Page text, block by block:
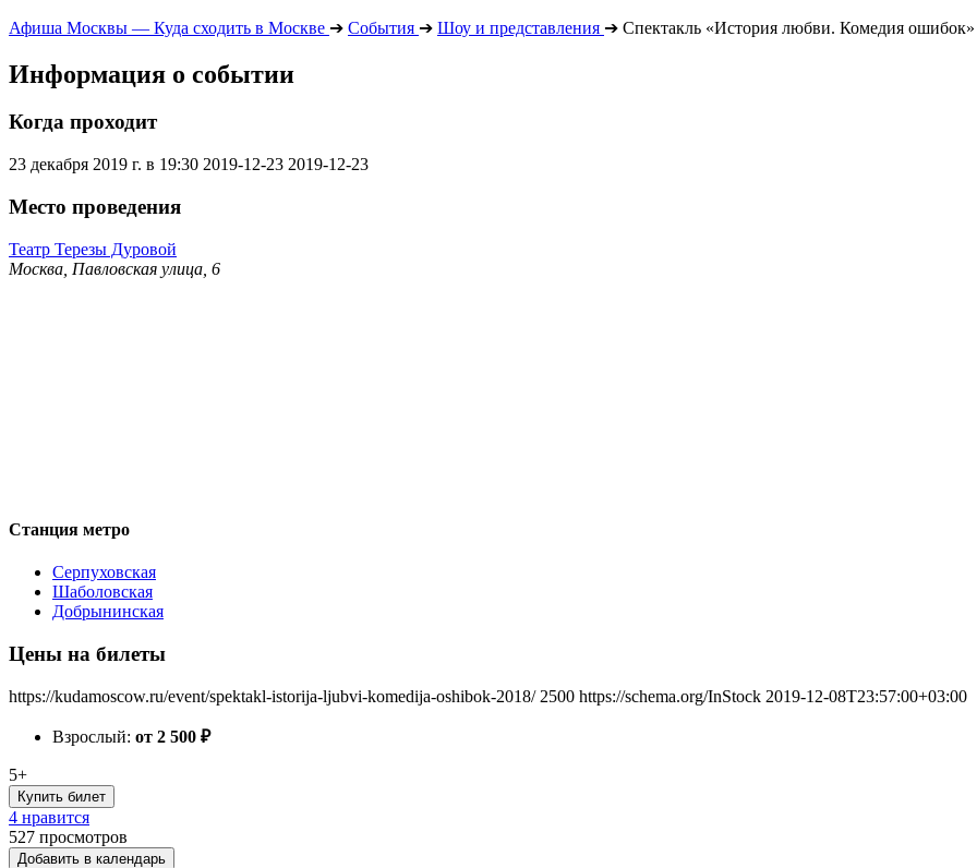
Афиша Москвы — Куда сходить в Москве ➔ События ➔ Шоу и представления ➔ Спектакль «История любви. Комедия ошибок»
Информация о событии
Когда проходит
23 декабря 2019 г. в 19:30 2019-12-23 2019-12-23
Место проведения
Театр Терезы Дуровой
Москва, Павловская улица, 6
Станция метро
Серпуховская
Шаболовская
Добрынинская
Цены на билеты
https://kudamoscow.ru/event/spektakl-istorija-ljubvi-komedija-oshibok-2018/ 2500 https://schema.org/InStock 2019-12-08T23:57:00+03:00
Взрослый: от 2 500 ₽
5+
Купить билет
4 нравится
527 просмотров
Добавить в календарь